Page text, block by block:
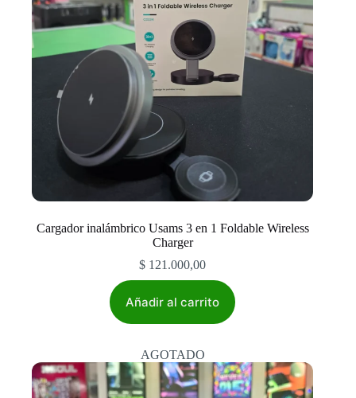
Cargador inalámbrico Usams 3 en 1 Foldable Wireless
Charger
$ 121.000,00
Añadir al carrito
AGOTADO